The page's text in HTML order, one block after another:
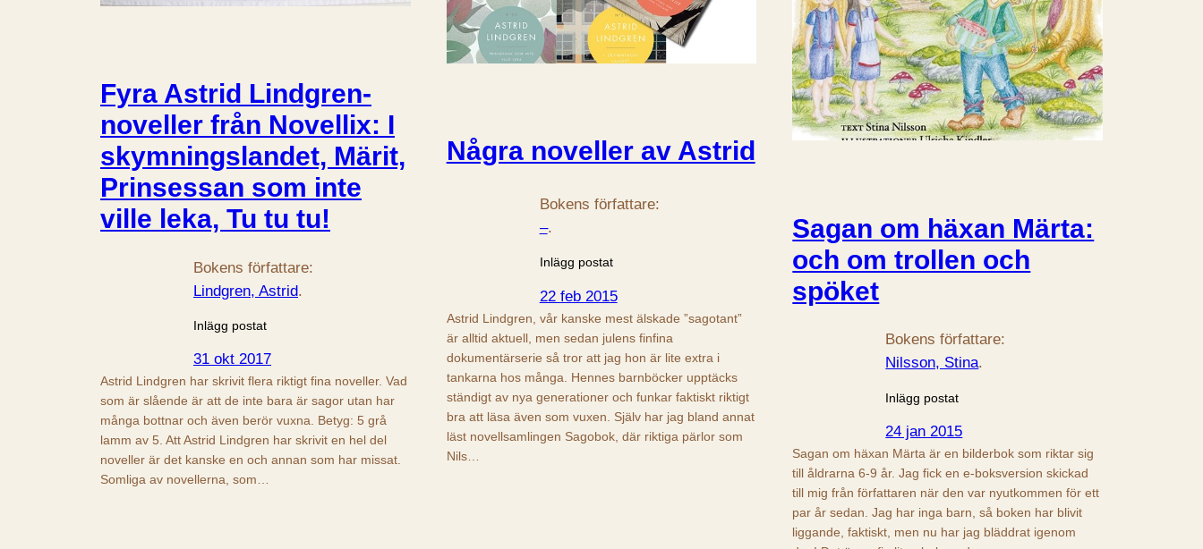
Fyra Astrid Lindgren-
noveller från Novellix: I
skymningslandet, Märit,
Prinsessan som inte
ville leka, Tu tu tu!
Bokens författare:
Lindgren, Astrid.
Inlägg postat
31 okt 2017
Astrid Lindgren har skrivit flera riktigt fina noveller. Vad
som är slående är att de inte bara är sagor utan har
många bottnar och även berör vuxna. Betyg: 5 grå
lamm av 5. Att Astrid Lindgren har skrivit en hel del
noveller är det kanske en och annan som har missat.
Somliga av novellerna, som…
Några noveller av Astrid
Bokens författare:
–.
Inlägg postat
22 feb 2015
Astrid Lindgren, vår kanske mest älskade ”sagotant”
är alltid aktuell, men sedan julens finfina
dokumentärserie så tror att jag hon är lite extra i
tankarna hos många. Hennes barnböcker upptäcks
ständigt av nya generationer och funkar faktiskt riktigt
bra att läsa även som vuxen. Själv har jag bland annat
läst novellsamlingen Sagobok, där riktiga pärlor som
Nils…
Sagan om häxan Märta:
och om trollen och
spöket
Bokens författare:
Nilsson, Stina.
Inlägg postat
24 jan 2015
Sagan om häxan Märta är en bilderbok som riktar sig
till åldrarna 6-9 år. Jag fick en e-boksversion skickad
till mig från författaren när den var nyutkommen för ett
par år sedan. Jag har inga barn, så boken har blivit
liggande, faktiskt, men nu har jag bläddrat igenom